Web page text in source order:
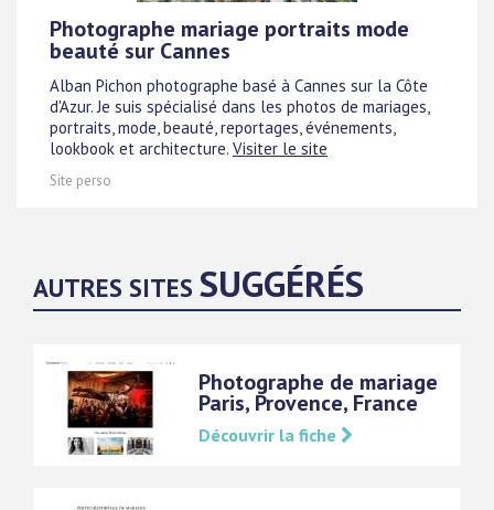
Photographe mariage portraits mode
beauté sur Cannes
Alban Pichon photographe basé à Cannes sur la Côte
d'Azur. Je suis spécialisé dans les photos de mariages,
portraits, mode, beauté, reportages, événements,
lookbook et architecture. Visiter le site
Site perso
AUTRES SITES SUGGÉRÉS
Photographe de mariage
Paris, Provence, France
Découvrir la fiche